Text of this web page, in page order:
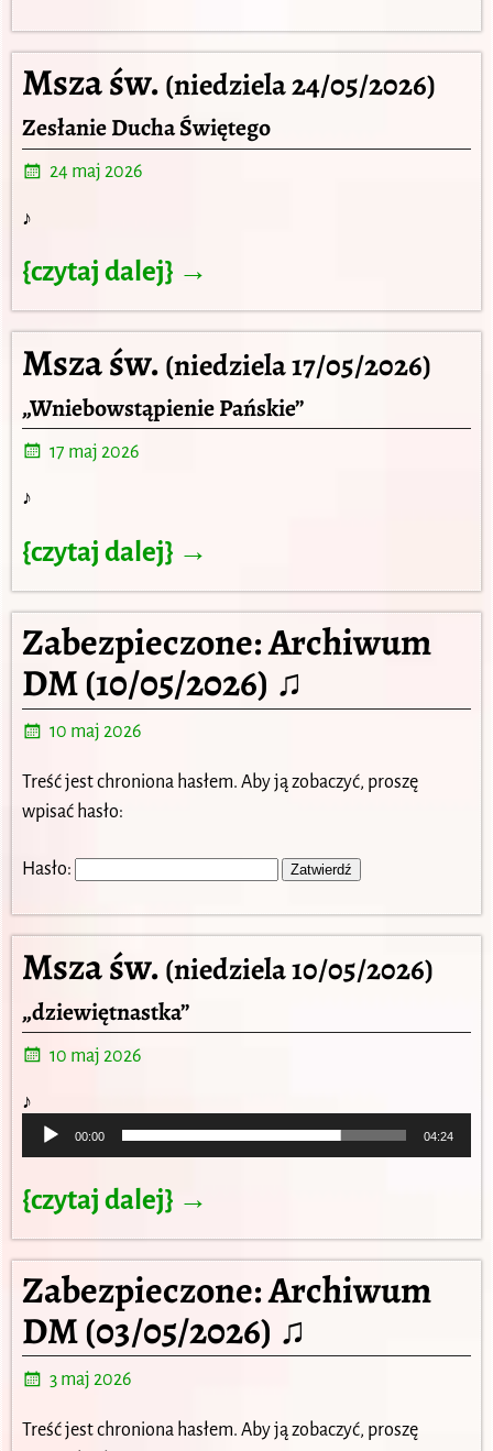
Msza św.(niedziela 24/05/2026)
Zesłanie Ducha Świętego
24 maj 2026
♪
{czytaj dalej} →
Msza św.(niedziela 17/05/2026)
„Wniebowstąpienie Pańskie”
17 maj 2026
♪
{czytaj dalej} →
Zabezpieczone: Archiwum
DM (10/05/2026) ♫
10 maj 2026
Treść jest chroniona hasłem. Aby ją zobaczyć, proszę
wpisać hasło:
Hasło:
Msza św.(niedziela 10/05/2026)
„dziewiętnastka”
10 maj 2026
♪
plików
dźwiękowych
00:00 04:24
{czytaj dalej} →
Zabezpieczone: Archiwum
DM (03/05/2026) ♫
3 maj 2026
Treść jest chroniona hasłem. Aby ją zobaczyć, proszę